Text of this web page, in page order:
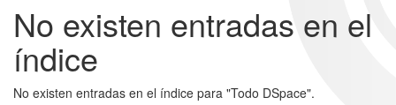
No existen entradas en el
índice
No existen entradas en el índice para "Todo DSpace".